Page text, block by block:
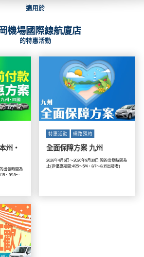
適用於
機場國際線航廈店
的特惠活動
州・
出發時間為
、9/18～
特惠活動 網路預約
全面保障方案 九州
2026年4月6日～2026年9月30日 間的出發時間為
止(非優惠期間:4/25～5/4、8/7～8/15出發者)